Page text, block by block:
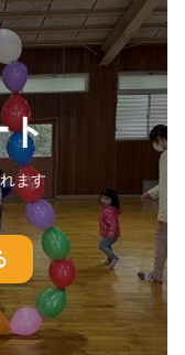
ト
ます